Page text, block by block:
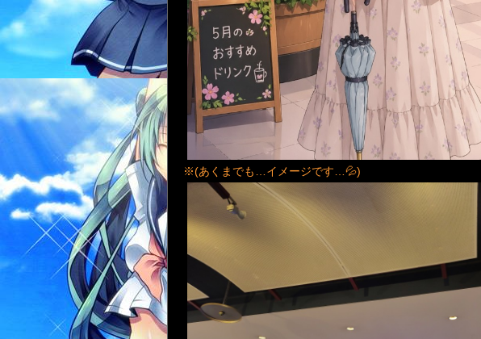
※(あくまでも…イメージです…💦)